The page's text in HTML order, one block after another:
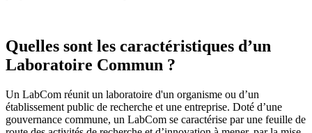
Quelles sont les caractéristiques d’un
Laboratoire Commun ?
Un LabCom réunit un laboratoire d'un organisme ou d’un
établissement public de recherche et une entreprise. Doté d’une
gouvernance commune, un LabCom se caractérise par une feuille de